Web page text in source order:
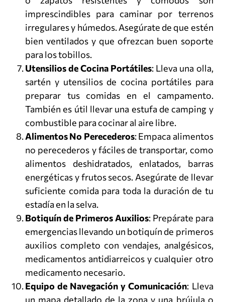
imprescindibles para caminar por terrenos
irregulares y húmedos. Asegúrate de que estén
bien ventilados y que ofrezcan buen soporte
para los tobillos.
Utensilios de Cocina Portátiles: Lleva una olla,
sartén y utensilios de cocina portátiles para
preparar tus comidas en el campamento.
También es útil llevar una estufa de camping y
combustible para cocinar al aire libre.
Alimentos No Perecederos: Empaca alimentos
no perecederos y fáciles de transportar, como
alimentos deshidratados, enlatados, barras
energéticas y frutos secos. Asegúrate de llevar
suficiente comida para toda la duración de tu
estadía en la selva.
Botiquín de Primeros Auxilios: Prepárate para
emergencias llevando un botiquín de primeros
auxilios completo con vendajes, analgésicos,
medicamentos antidiarreicos y cualquier otro
medicamento necesario.
Equipo de Navegación y Comunicación: Lleva
un mapa detallado de la zona y una brújula o